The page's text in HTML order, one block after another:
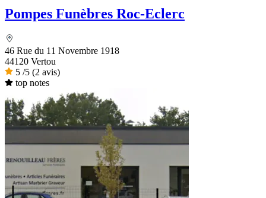
Pompes Funèbres Roc-Eclerc
46 Rue du 11 Novembre 1918
44120 Vertou
5 /5 (2 avis)
top notes